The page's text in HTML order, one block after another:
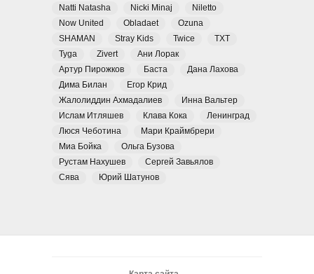
Natti Natasha
Nicki Minaj
Niletto
Now United
Obladaet
Ozuna
SHAMAN
Stray Kids Twice
TXT
Tyga
Zivert
Ани Лорак
Артур Пирожков
Баста
Дана Лахова
Дима Билан
Егор Крид
Жалолиддин Ахмадалиев
Инна Вальтер
Ислам Итляшев
Клава Кока
Ленинград
Люся Чеботина
Мари Краймбрери
Миа Бойка
Ольга Бузова
Рустам Нахушев
Сергей Завьялов
Сява
Юрий Шатунов